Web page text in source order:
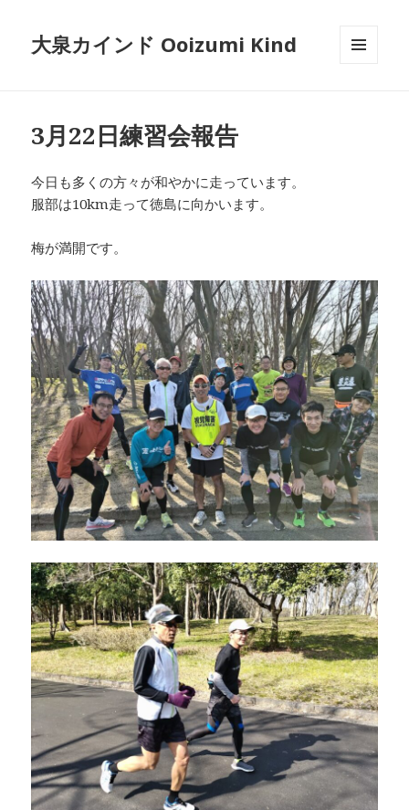
大泉カインド Ooizumi Kind
3月22日練習会報告
今日も多くの方々が和やかに走っています。
服部は10km走って徳島に向かいます。
梅が満開です。